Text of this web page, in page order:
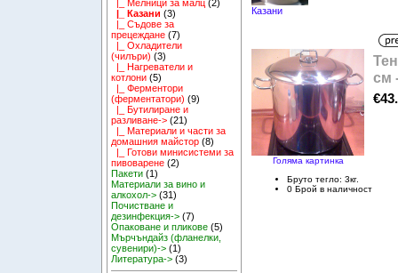
|_ Мелници за малц (2)
|_ Казани (3)
|_ Съдове за
прецеждане (7)
|_ Охладители
(чилъри) (3)
|_ Нагреватели и
котлони (5)
|_ Ферментори
(ферментатори) (9)
|_ Бутилиране и
разливане-> (21)
|_ Материали и части за
домашния майстор (8)
|_ Готови минисистеми за
пивоварене (2)
Пакети (1)
Материали за вино и
алкохол-> (31)
Почистване и
дезинфекция-> (7)
Опаковане и пликове (5)
Мърчъндайз (фланелки,
сувенири)-> (1)
Литература-> (3)
Казани
Голяма картинка
см
Бруто тегло: 3кг.
0 Брой в наличност